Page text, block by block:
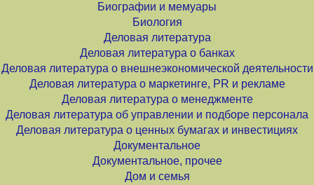
Биографии и мемуары
Биология
Деловая литература
Деловая литература о банках
Деловая литература о внешнеэкономической деятельности
Деловая литература о маркетинге, PR и рекламе
Деловая литература о менеджменте
Деловая литература об управлении и подборе персонала
Деловая литература о ценных бумагах и инвестициях
Документальное
Документальное, прочее
Дом и семья